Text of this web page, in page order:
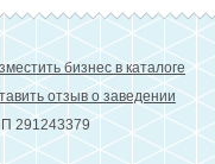
бизнес в каталоге
отзыв о заведении
291243379